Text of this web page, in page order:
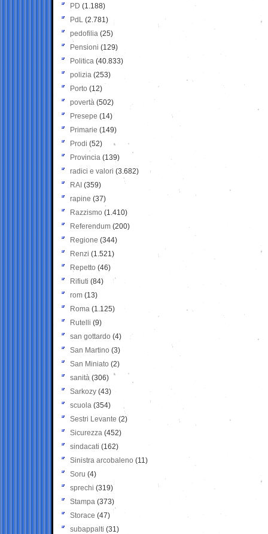
PD (1.188)
PdL (2.781)
pedofilia (25)
Pensioni (129)
Politica (40.833)
polizia (253)
Porto (12)
povertà (502)
Presepe (14)
Primarie (149)
Prodi (52)
Provincia (139)
radici e valori (3.682)
RAI (359)
rapine (37)
Razzismo (1.410)
Referendum (200)
Regione (344)
Renzi (1.521)
Repetto (46)
Rifiuti (84)
rom (13)
Roma (1.125)
Rutelli (9)
san gottardo (4)
San Martino (3)
San Miniato (2)
sanità (306)
Sarkozy (43)
scuola (354)
Sestri Levante (2)
Sicurezza (452)
sindacati (162)
Sinistra arcobaleno (11)
Soru (4)
sprechi (319)
Stampa (373)
Storace (47)
subappalti (31)